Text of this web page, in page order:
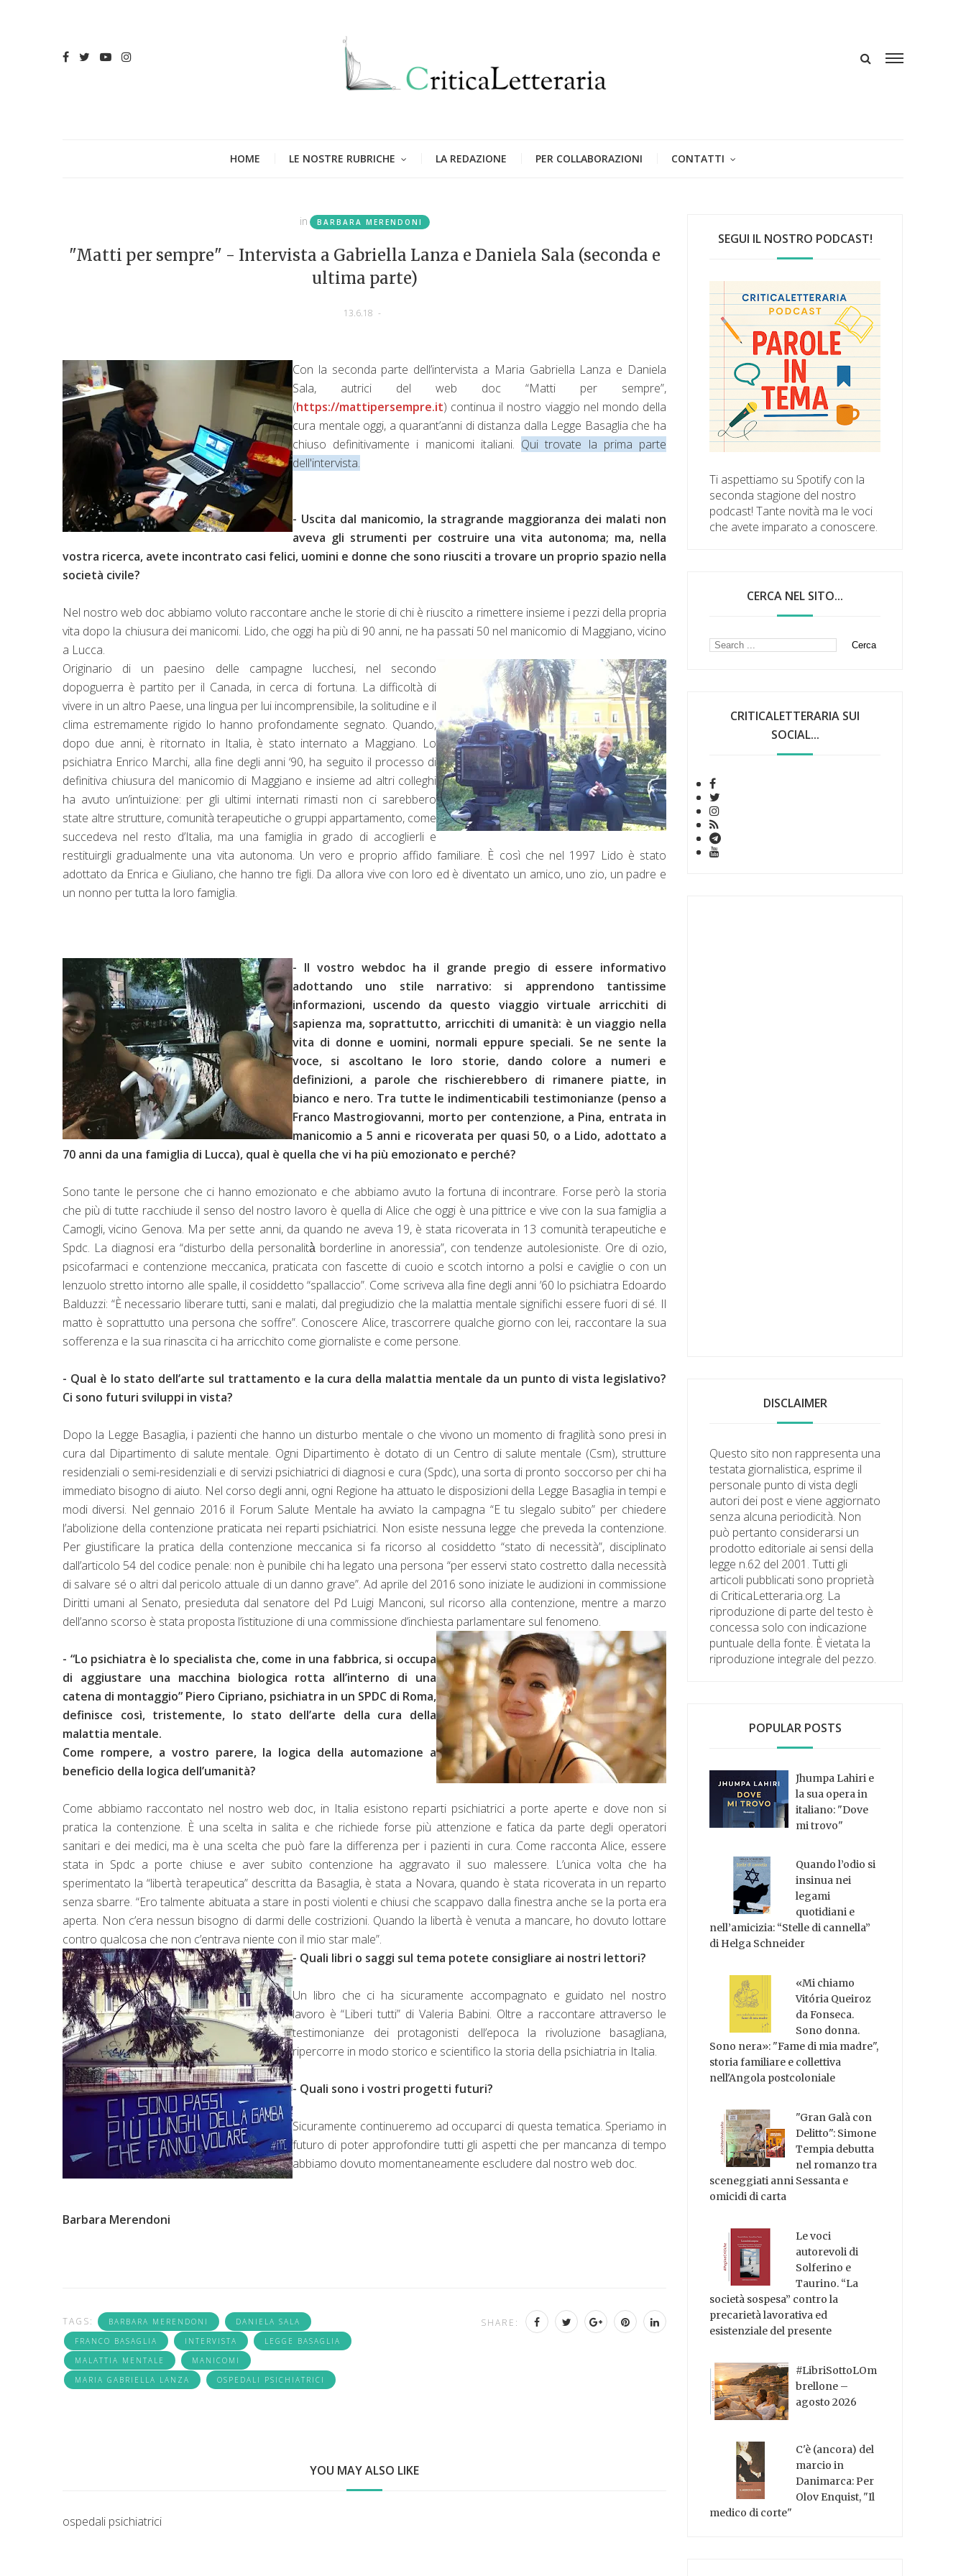
HOME LE NOSTRE RUBRICHE LA REDAZIONE PER COLLABORAZIONI CONTATTI
in BARBARA MERENDONI
"Matti per sempre" - Intervista a Gabriella Lanza e Daniela Sala (seconda e
ultima parte)
13.6.18 -
Con la seconda parte dell’intervista a Maria Gabriella Lanza e Daniela
Sala, autrici del web doc “Matti per sempre”,
(https://mattipersempre.it) continua il nostro viaggio nel mondo della
cura mentale oggi, a quarant’anni di distanza dalla Legge Basaglia che ha
chiuso definitivamente i manicomi italiani. Qui trovate la prima parte
dell'intervista.
- Uscita dal manicomio, la stragrande maggioranza dei malati non
aveva gli strumenti per costruire una vita autonoma; ma, nella
vostra ricerca, avete incontrato casi felici, uomini e donne che sono riusciti a trovare un proprio spazio nella
società civile?
Nel nostro web doc abbiamo voluto raccontare anche le storie di chi è riuscito a rimettere insieme i pezzi della propria
vita dopo la chiusura dei manicomi. Lido, che oggi ha più di 90 anni, ne ha passati 50 nel manicomio di Maggiano, vicino
a Lucca.
Originario di un paesino delle campagne lucchesi, nel secondo
dopoguerra è partito per il Canada, in cerca di fortuna. La difficoltà di
vivere in un altro Paese, una lingua per lui incomprensibile, la solitudine e il
clima estremamente rigido lo hanno profondamente segnato. Quando,
dopo due anni, è ritornato in Italia, è stato internato a Maggiano. Lo
psichiatra Enrico Marchi, alla fine degli anni ‘90, ha seguito il processo di
definitiva chiusura del manicomio di Maggiano e insieme ad altri colleghi
ha avuto un’intuizione: per gli ultimi internati rimasti non ci sarebbero
state altre strutture, comunità terapeutiche o gruppi appartamento, come
succedeva nel resto d’Italia, ma una famiglia in grado di accoglierli e
restituirgli gradualmente una vita autonoma. Un vero e proprio affido familiare. È così che nel 1997 Lido è stato
adottato da Enrica e Giuliano, che hanno tre figli. Da allora vive con loro ed è diventato un amico, uno zio, un padre e
un nonno per tutta la loro famiglia.
- Il vostro webdoc ha il grande pregio di essere informativo
adottando uno stile narrativo: si apprendono tantissime
informazioni, uscendo da questo viaggio virtuale arricchiti di
sapienza ma, soprattutto, arricchiti di umanità: è un viaggio nella
vita di donne e uomini, normali eppure speciali. Se ne sente la
voce, si ascoltano le loro storie, dando colore a numeri e
definizioni, a parole che rischierebbero di rimanere piatte, in
bianco e nero. Tra tutte le indimenticabili testimonianze (penso a
Franco Mastrogiovanni, morto per contenzione, a Pina, entrata in
manicomio a 5 anni e ricoverata per quasi 50, o a Lido, adottato a
70 anni da una famiglia di Lucca), qual è quella che vi ha più emozionato e perché?
Sono tante le persone che ci hanno emozionato e che abbiamo avuto la fortuna di incontrare. Forse però la storia
che più di tutte racchiude il senso del nostro lavoro è quella di Alice che oggi è una pittrice e vive con la sua famiglia a
Camogli, vicino Genova. Ma per sette anni, da quando ne aveva 19, è stata ricoverata in 13 comunità terapeutiche e
Spdc. La diagnosi era “disturbo della personalità̀ borderline in anoressia”, con tendenze autolesioniste. Ore di ozio,
psicofarmaci e contenzione meccanica, praticata con fascette di cuoio e scotch intorno a polsi e caviglie o con un
lenzuolo stretto intorno alle spalle, il cosiddetto “spallaccio”. Come scriveva alla fine degli anni ’60 lo psichiatra Edoardo
Balduzzi: “È necessario liberare tutti, sani e malati, dal pregiudizio che la malattia mentale significhi essere fuori di sé. Il
matto è soprattutto una persona che soffre”. Conoscere Alice, trascorrere qualche giorno con lei, raccontare la sua
sofferenza e la sua rinascita ci ha arricchito come giornaliste e come persone.
- Qual è lo stato dell’arte sul trattamento e la cura della malattia mentale da un punto di vista legislativo?
Ci sono futuri sviluppi in vista?
Dopo la Legge Basaglia, i pazienti che hanno un disturbo mentale o che vivono un momento di fragilità sono presi in
cura dal Dipartimento di salute mentale. Ogni Dipartimento è dotato di un Centro di salute mentale (Csm), strutture
residenziali o semi-residenziali e di servizi psichiatrici di diagnosi e cura (Spdc), una sorta di pronto soccorso per chi ha
immediato bisogno di aiuto. Nel corso degli anni, ogni Regione ha attuato le disposizioni della Legge Basaglia in tempi e
modi diversi. Nel gennaio 2016 il Forum Salute Mentale ha avviato la campagna “E tu slegalo subito” per chiedere
l’abolizione della contenzione praticata nei reparti psichiatrici. Non esiste nessuna legge che preveda la contenzione.
Per giustificare la pratica della contenzione meccanica si fa ricorso al cosiddetto “stato di necessità”, disciplinato
dall’articolo 54 del codice penale: non è punibile chi ha legato una persona “per esservi stato costretto dalla necessità
di salvare sé o altri dal pericolo attuale di un danno grave”. Ad aprile del 2016 sono iniziate le audizioni in commissione
Diritti umani al Senato, presieduta dal senatore del Pd Luigi Manconi, sul ricorso alla contenzione, mentre a marzo
dell’anno scorso è stata proposta l’istituzione di una commissione d’inchiesta parlamentare sul fenomeno.
- “Lo psichiatra è lo specialista che, come in una fabbrica, si occupa
di aggiustare una macchina biologica rotta all’interno di una
catena di montaggio” Piero Cipriano, psichiatra in un SPDC di Roma,
definisce così, tristemente, lo stato dell’arte della cura della
malattia mentale.
Come rompere, a vostro parere, la logica della automazione a
beneficio della logica dell’umanità?
Come abbiamo raccontato nel nostro web doc, in Italia esistono reparti psichiatrici a porte aperte e dove non si
pratica la contenzione. È una scelta in salita e che richiede forse più attenzione e fatica da parte degli operatori
sanitari e dei medici, ma è una scelta che può fare la differenza per i pazienti in cura. Come racconta Alice, essere
stata in Spdc a porte chiuse e aver subito contenzione ha aggravato il suo malessere. L’unica volta che ha
sperimentato la “libertà terapeutica” descritta da Basaglia, è stata a Novara, quando è stata ricoverata in un reparto
senza sbarre. “Ero talmente abituata a stare in posti violenti e chiusi che scappavo dalla finestra anche se la porta era
aperta. Non c’era nessun bisogno di darmi delle costrizioni. Quando la libertà è venuta a mancare, ho dovuto lottare
contro qualcosa che non c’entrava niente con il mio star male”.
- Quali libri o saggi sul tema potete consigliare ai nostri lettori?
Un libro che ci ha sicuramente accompagnato e guidato nel nostro
lavoro è “Liberi tutti” di Valeria Babini. Oltre a raccontare attraverso le
testimonianze dei protagonisti dell’epoca la rivoluzione basagliana,
ripercorre in modo storico e scientifico la storia della psichiatria in Italia.
- Quali sono i vostri progetti futuri?
Sicuramente continueremo ad occuparci di questa tematica. Speriamo in
futuro di poter approfondire tutti gli aspetti che per mancanza di tempo
abbiamo dovuto momentaneamente escludere dal nostro web doc.
Barbara Merendoni
TAGS: BARBARA MERENDONI
DANIELA SALA
FRANCO BASAGLIA
INTERVISTA
LEGGE BASAGLIA
MALATTIA MENTALE
MANICOMI
MARIA GABRIELLA LANZA
OSPEDALI PSICHIATRICI
SHARE:
YOU MAY ALSO LIKE
ospedali psichiatrici
SEGUI IL NOSTRO PODCAST!
Ti aspettiamo su Spotify con la
seconda stagione del nostro
podcast! Tante novità ma le voci
che avete imparato a conoscere.
CERCA NEL SITO...
CRITICALETTERARIA SUI
SOCIAL...
DISCLAIMER
Questo sito non rappresenta una
testata giornalistica, esprime il
personale punto di vista degli
autori dei post e viene aggiornato
senza alcuna periodicità. Non
può pertanto considerarsi un
prodotto editoriale ai sensi della
legge n.62 del 2001. Tutti gli
articoli pubblicati sono proprietà
di CriticaLetteraria.org. La
riproduzione di parte del testo è
concessa solo con indicazione
puntuale della fonte. È vietata la
riproduzione integrale del pezzo.
POPULAR POSTS
Jhumpa Lahiri e
la sua opera in
italiano: "Dove
mi trovo"
Quando l’odio si
insinua nei
legami
quotidiani e
nell’amicizia: “Stelle di cannella”
di Helga Schneider
«Mi chiamo
Vitória Queiroz
da Fonseca.
Sono donna.
Sono nera»: "Fame di mia madre",
storia familiare e collettiva
nell'Angola postcoloniale
"Gran Galà con
Delitto": Simone
Tempia debutta
nel romanzo tra
sceneggiati anni Sessanta e
omicidi di carta
Le voci
autorevoli di
Solferino e
Taurino. “La
società sospesa” contro la
precarietà lavorativa ed
esistenziale del presente
#LibriSottoLOm
brellone –
agosto 2026
C'è (ancora) del
marcio in
Danimarca: Per
Olov Enquist, "Il
medico di corte"